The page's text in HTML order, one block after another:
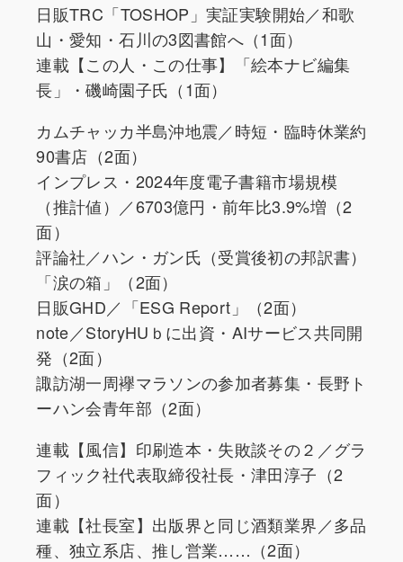
日販TRC「TOSHOP」実証実験開始／和歌
山・愛知・石川の3図書館へ（1面）
連載【この人・この仕事】「絵本ナビ編集
長」・磯崎園子氏（1面）
カムチャッカ半島沖地震／時短・臨時休業約
90書店（2面）
インプレス・2024年度電子書籍市場規模
（推計値）／6703億円・前年比3.9%増（2
面）
評論社／ハン・ガン氏（受賞後初の邦訳書）
「涙の箱」（2面）
日販GHD／「ESG Report」（2面）
note／StoryHUｂに出資・AIサービス共同開
発（2面）
諏訪湖一周襷マラソンの参加者募集・長野ト
ーハン会青年部（2面）
連載【風信】印刷造本・失敗談その２／グラ
フィック社代表取締役社長・津田淳子（2
面）
連載【社長室】出版界と同じ酒類業界／多品
種、独立系店、推し営業……（2面）